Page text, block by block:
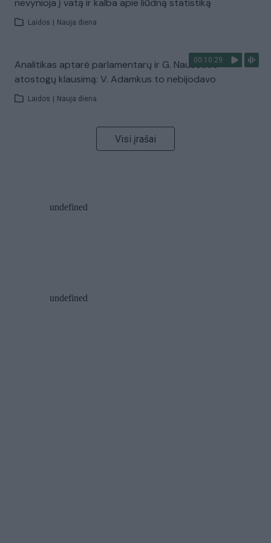
nevynioja į vatą ir kalba apie liūdną statistiką
Laidos Nauja diena
00:10:29
Analitikas aptarė parlamentarų ir G. Nausėdos
atostogų klausimą: V. Adamkus to nebijodavo
Laidos Nauja diena
Visi įrašai